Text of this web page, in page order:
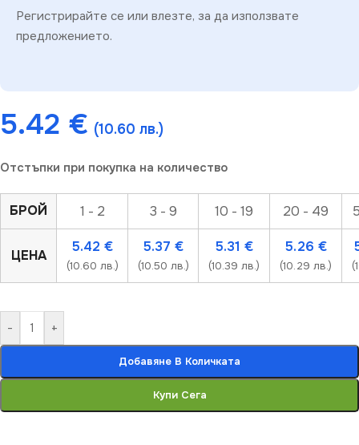
Регистрирайте се или влезте, за да използвате
предложението.
5.42 € (10.60 лв.)
Отстъпки при покупка на количество
БРОЙ 1 - 2 3 - 9 10 - 19 20 - 49
ЦЕНА
5.42 €
(10.60 лв.)
5.37 €
(10.50 лв.)
5.31 €
(10.39 лв.)
5.26 €
(10.29 лв.)
- +
Добавяне В Количката
Купи Сега